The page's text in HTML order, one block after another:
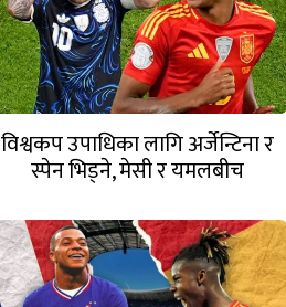
विश्वकप उपाधिका लागि अर्जेन्टिना र
स्पेन भिड्ने, मेसी र यमलबीच